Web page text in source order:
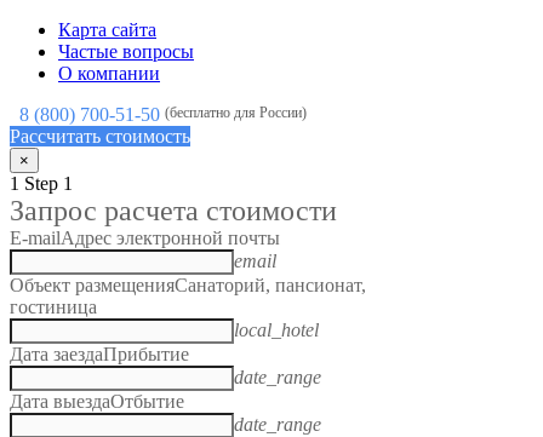
Карта сайта
Частые вопросы
О компании
8 (800) 700-51-50 (бесплатно для России)
Рассчитать стоимость
×
1 Step 1
Запрос расчета стоимости
E-mailАдрес электронной почты
email
Объект размещенияСанаторий, пансионат,
гостиница
local_hotel
Дата заездаПрибытие
date_range
Дата выездаОтбытие
date_range